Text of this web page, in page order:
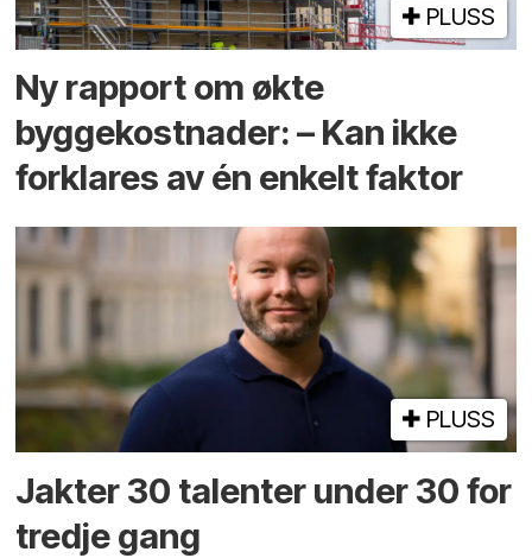
PLUSS
Ny rapport om økte
byggekostnader: – Kan ikke
forklares av én enkelt faktor
PLUSS
Jakter 30 talenter under 30 for
tredje gang